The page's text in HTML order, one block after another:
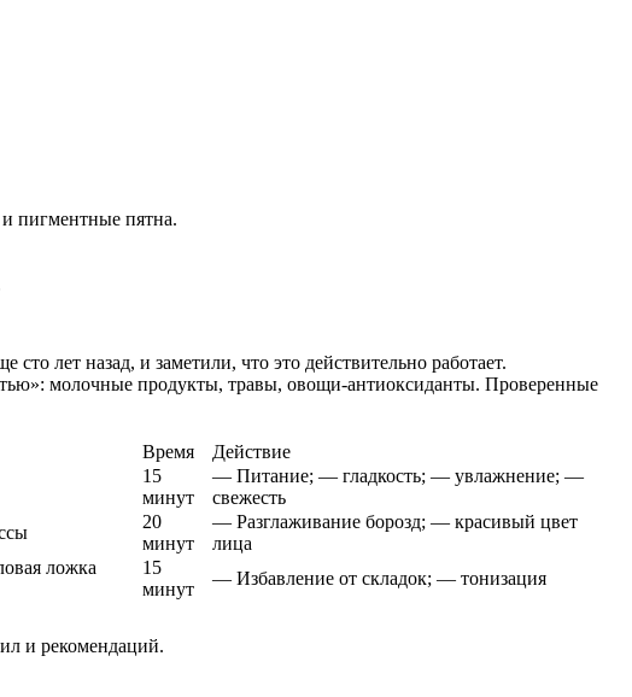
пигментные пятна.
лет назад, и заметили, что это действительно работает.
молочные продукты, травы, овощи-антиоксиданты. Проверенные
Время
Действие
15
минут
— Питание; — гладкость; — увлажнение; —
свежесть
20
минут
— Разглаживание борозд; — красивый цвет
лица
ложка
15
минут
— Избавление от складок; — тонизация
и рекомендаций.